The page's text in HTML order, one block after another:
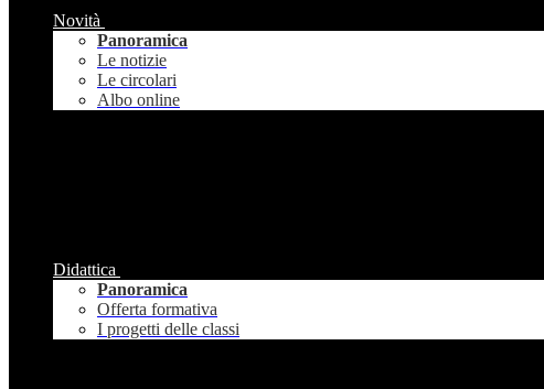
Novità
Panoramica
Le notizie
Le circolari
Albo online
Didattica
Panoramica
Offerta formativa
I progetti delle classi